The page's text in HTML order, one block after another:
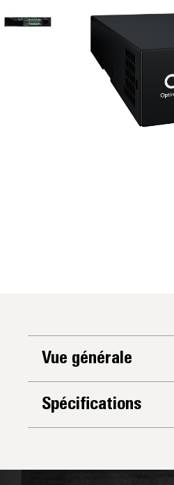
Vue générale
Spécifications